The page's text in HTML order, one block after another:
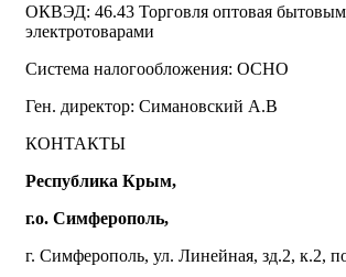
ОКВЭД: 46.43 Торговля оптовая
электротоварами
Система налогообложения: ОСНО
Ген. директор: Симановский А.В
КОНТАКТЫ
Республика Крым,
г.о. Симферополь,
г. Симферополь, ул. Линейная, зд.2, к.2,